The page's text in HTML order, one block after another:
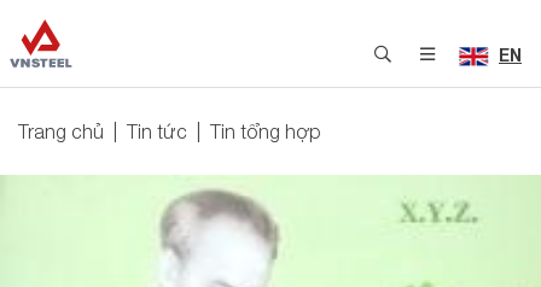
EN
Trang chủ Tin tức Tin tổng hợp